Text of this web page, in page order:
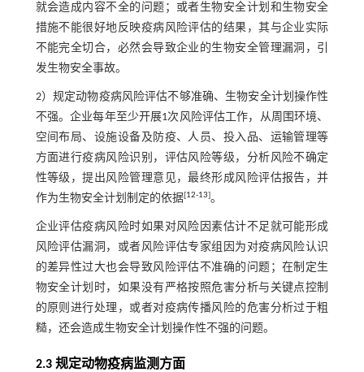
就会造成内容不全的问题；或者生物安全计划和生物安全
措施不能很好地反映疫病风险评估的结果，其与企业实际
不能完全切合，必然会导致企业的生物安全管理漏洞，引
发生物安全事故。
2）规定动物疫病风险评估不够准确、生物安全计划操作性
不强。企业每年至少开展1次风险评估工作，从周围环境、
空间布局、设施设备及防疫、人员、投入品、运输管理等
方面进行疫病风险识别，评估风险等级，分析风险不确定
性等级，提出风险管理意见，最终形成风险评估报告，并
作为生物安全计划制定的依据[12-13]。
企业评估疫病风险时如果对风险因素估计不足就可能形成
风险评估漏洞，或者风险评估专家组因为对疫病风险认识
的差异性过大也会导致风险评估不准确的问题；在制定生
物安全计划时，如果没有严格按照危害分析与关键点控制
的原则进行处理，或者对疫病传播风险的危害分析过于粗
糙，还会造成生物安全计划操作性不强的问题。
2.3 规定动物疫病监测方面